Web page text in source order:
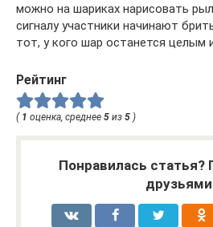
можно на шариках нарисовать
сигналу участники начинают
тот, у кого шар останется целым
Рейтинг
( 1 оценка, среднее 5 из 5 )
Понравилась статья?